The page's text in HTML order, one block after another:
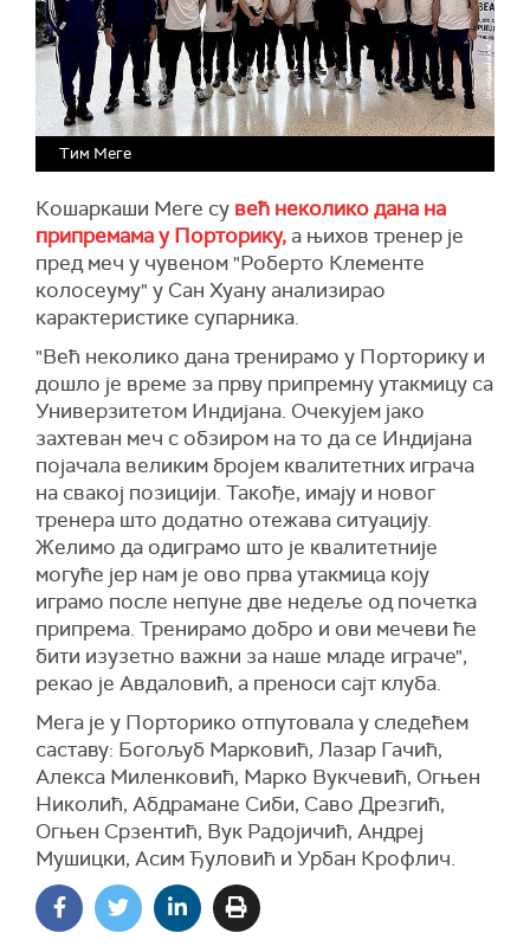
Тим Меге
Кошаркаши Меге су већ неколико дана на
припремама у Порторику, а њихов тренер је
пред меч у чувеном "Роберто Клементе
колосеуму" у Сан Хуану анализирао
карактеристике супарника.
"Већ неколико дана тренирамо у Порторику и
дошло је време за прву припремну утакмицу са
Универзитетом Индијана. Очекујем јако
захтеван меч с обзиром на то да се Индијана
појачала великим бројем квалитетних играча
на свакој позицији. Такође, имају и новог
тренера што додатно отежава ситуацију.
Желимо да одиграмо што је квалитетније
могуће јер нам је ово прва утакмица коју
играмо после непуне две недеље од почетка
припрема. Тренирамо добро и ови мечеви ће
бити изузетно важни за наше младе играче",
рекао је Авдаловић, а преноси сајт клуба.
Мега је у Порторико отпутовала у следећем
саставу: Богољуб Марковић, Лазар Гачић,
Алекса Миленковић, Марко Вукчевић, Огњен
Николић, Абдрамане Сиби, Саво Дрезгић,
Огњен Срзентић, Вук Радојичић, Андреј
Мушицки, Асим Ђуловић и Урбан Крофлич.